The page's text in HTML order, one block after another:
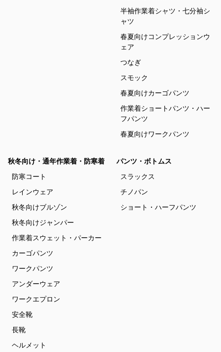
半袖作業着シャツ・七分袖シ
ャツ
春夏向けコンプレッションウ
ェア
つなぎ
スモック
春夏向けカーゴパンツ
作業着ショートパンツ・ハー
フパンツ
春夏向けワークパンツ
秋冬向け・通年作業着・防寒着
防寒コート
レインウェア
秋冬向けブルゾン
秋冬向けジャンパー
作業着スウェット・パーカー
カーゴパンツ
ワークパンツ
アンダーウェア
ワークエプロン
安全靴
長靴
ヘルメット
パンツ・ボトムス
スラックス
チノパン
ショート・ハーフパンツ